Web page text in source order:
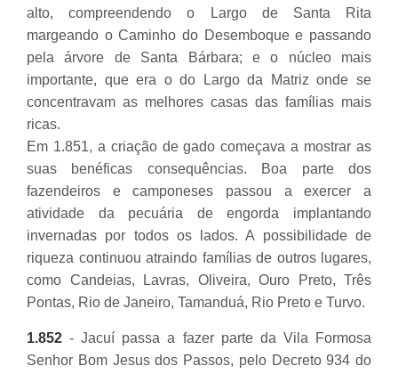
alto, compreendendo o Largo de Santa Rita
margeando o Caminho do Desemboque e passando
pela árvore de Santa Bárbara; e o núcleo mais
importante, que era o do Largo da Matriz onde se
concentravam as melhores casas das famílias mais
ricas.
Em 1.851, a criação de gado começava a mostrar as
suas benéficas consequências. Boa parte dos
fazendeiros e camponeses passou a exercer a
atividade da pecuária de engorda implantando
invernadas por todos os lados. A possibilidade de
riqueza continuou atraindo famílias de outros lugares,
como Candeias, Lavras, Oliveira, Ouro Preto, Três
Pontas, Rio de Janeiro, Tamanduá, Rio Preto e Turvo.
1.852 - Jacuí passa a fazer parte da Vila Formosa
Senhor Bom Jesus dos Passos, pelo Decreto 934 do